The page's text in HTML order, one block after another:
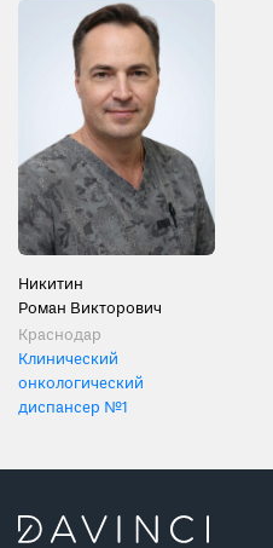
Никитин
Роман Викторович
Краснодар
Клинический
онкологический
диспансер №1